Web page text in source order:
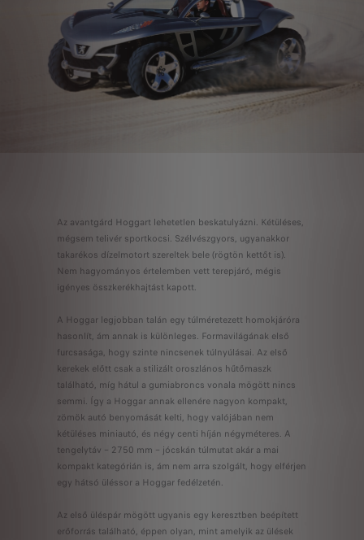
Az avantgárd Hoggart lehetetlen beskatulyázni. Kétüléses,
mégsem telivér sportkocsi. Szélvészgyors, ugyanakkor
takarékos dízelmotort szereltek bele (rögtön kettőt is).
Nem hagyományos értelemben vett terepjáró, mégis
igényes összkerékhajtást kapott.
A Hoggar legjobban talán egy túlméretezett homokjáróra
hasonlít, ám annak is különleges. Formavilágának első
furcsasága, hogy szinte nincsenek túlnyúlásai. Az első
kerekek előtt csak a stilizált oroszlános hűtőmaszk
található, míg hátul a gumiabroncs vonala mögött nincs
semmi. Így a Hoggar annak ellenére nagyon kompakt,
zömök autó benyomását kelti, hogy valójában nem
kétüléses miniautó, és négy centi híján négyméteres. A
tengelytáv – 2750 mm – jócskán túlmutat akár a mai
kompakt kategórián is, ám nem arra szolgált, hogy elférjen
egy hátsó üléssor a Hoggar fedélzetén.
Az első üléspár mögött ugyanis egy keresztben beépített
erőforrás található, éppen olyan, mint amelyik az ülések